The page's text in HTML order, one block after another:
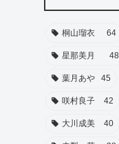
桐山瑠衣 64
星那美月 48
葉月あや 45
咲村良子 42
大川成美 40